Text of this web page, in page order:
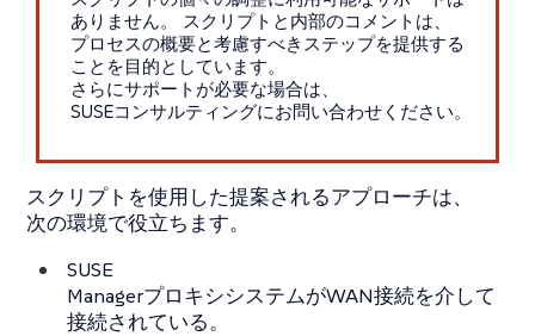
ありません。 スクリプトと内部のコメントは、
プロセスの概要と考慮すべきステップを提供する
ことを目的としています。
さらにサポートが必要な場合は、
SUSEコンサルティングにお問い合わせください。
スクリプトを使用した提案されるアプローチは、
次の環境で役立ちます。
SUSE
ManagerプロキシシステムがWAN接続を介して
接続されている。